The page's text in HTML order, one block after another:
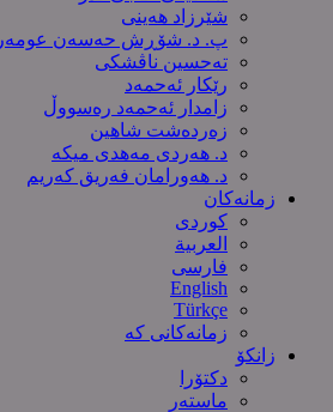
شێرزاد هەینی
پ. د. شۆڕش حەسەن عومەر
تەحسین ناڤشکی
رێکار ئەحمەد
زامدار ئەحمەد رەسووڵ
زه‌رده‌شت شاهین
د. هەردی مەهدی میکە
د. هەورامان فەریق كەریم
زمانەکان
کوردی
العربیة
فارسی
English
Türkçe
زمانەکانی کە
زانکۆ
دکتۆرا
ماستەر